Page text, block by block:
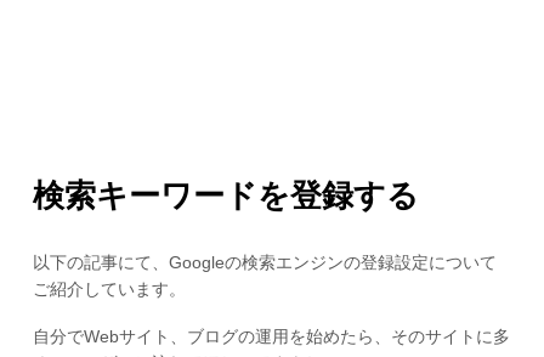
検索キーワードを登録する
以下の記事にて、Googleの検索エンジンの登録設定について
ご紹介しています。
自分でWebサイト、ブログの運用を始めたら、そのサイトに多